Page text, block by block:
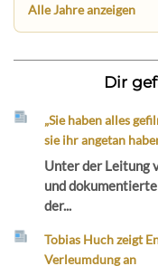
Alle Jahre anzeigen
Dir
„Sie haben alles
sie ihr angetan
Unter der Leitung
und
der...
Tobias Huch zeigt
Verleumdung an